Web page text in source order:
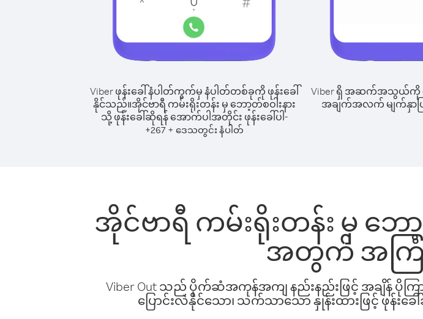
Viber ဖုန်းခေါ်နံပါတ်ကွက်မှ နံပါတ်တစ်ခုကို ဖုန်းခေါ်
နိုင်သည်။အိုင်ဗာရီ ကမ်းရိုးတန်း မှ ဘော့တ်စဝါးနား
သို့ ဖုန်းခေါ်ဆိုရန် အောက်ပါအတိုင်း ဖုန်းခေါ်ပါ-
+267+ ဒေသတွင်း နံပါတ်
Viber ရှိ အဆက်အသွယ်ကို ရွ
အချက်အလက် မျက်နှာပြ
အိုင်ဗာရီ ကမ်းရိုးတန်း မှ ဘော့
အတွက် အကြံပ
Viber Out သည် ပိုက်ဆံအကုန်အကျ နည်းနည်းဖြင့် အချိန် ပိုက
ပြောင်းလဲနိုင်သော၊ သက်သာသော နှုန်းထားဖြင့် ဖုန်း